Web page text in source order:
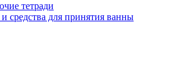
тетради
средства для принятия ванны